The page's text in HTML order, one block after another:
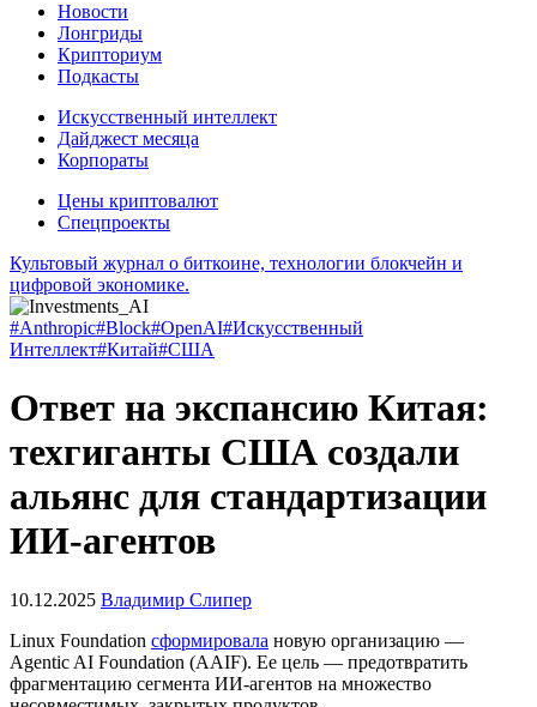
Новости
Лонгриды
Крипториум
Подкасты
Искусственный интеллект
Дайджест месяца
Корпораты
Цены криптовалют
Спецпроекты
Культовый журнал о биткоине, технологии блокчейн и
цифровой экономике.
#Anthropic#Block#OpenAI#Искусственный
Интеллект#Китай#США
Ответ на экспансию Китая:
техгиганты США создали
альянс для стандартизации
ИИ-агентов
10.12.2025 Владимир Слипер
Linux Foundation сформировала новую организацию —
Agentic AI Foundation (AAIF). Ее цель — предотвратить
фрагментацию сегмента ИИ-агентов на множество